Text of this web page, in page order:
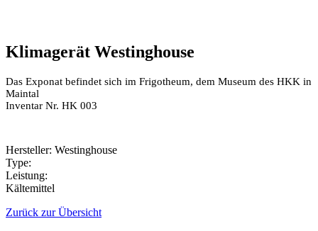
Klimagerät Westinghouse
Das Exponat befindet sich im Frigotheum, dem Museum des HKK in
Maintal
Inventar Nr. HK 003
Hersteller: Westinghouse
Type:
Leistung:
Kältemittel
Zurück zur Übersicht